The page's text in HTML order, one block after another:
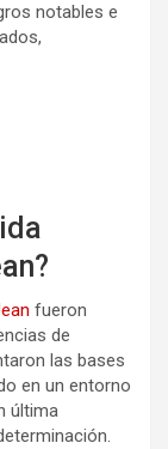
notables e
fueron
de
las bases
en un entorno
última